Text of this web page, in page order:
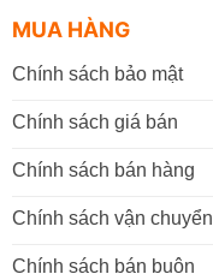
MUA HÀNG
Chính sách bảo mật
Chính sách giá bán
Chính sách bán hàng
Chính sách vận chuyển
Chính sách bán buôn